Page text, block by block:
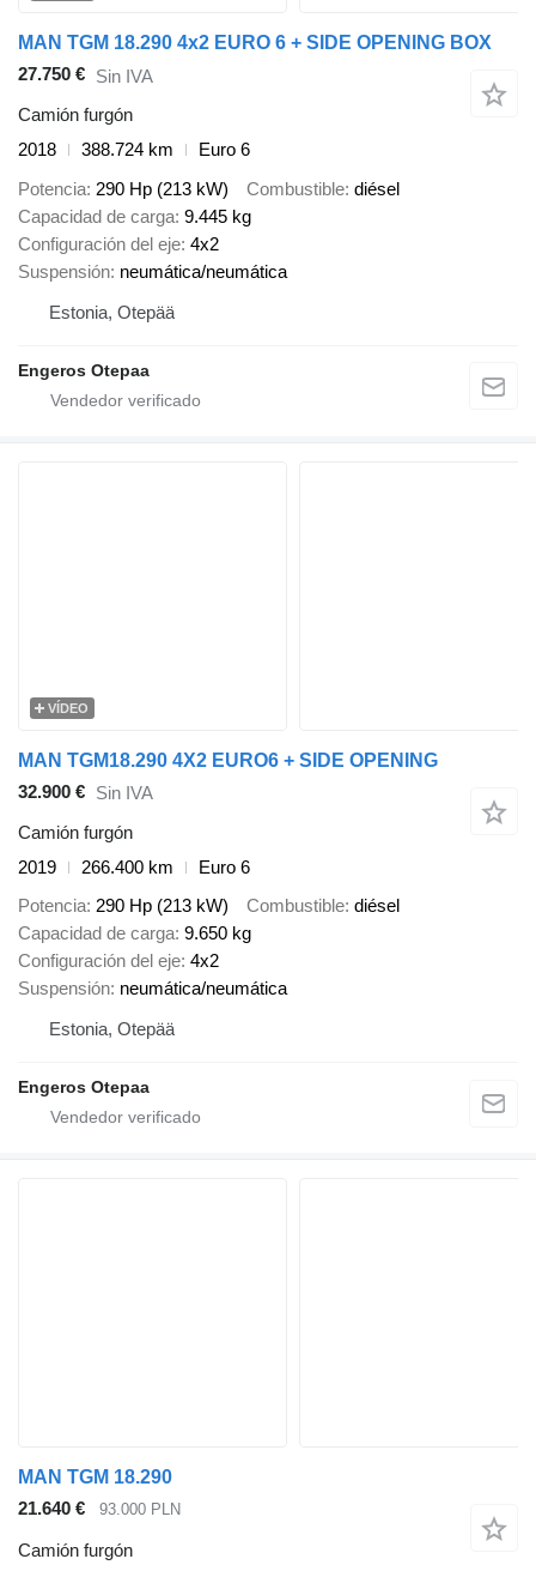
MAN TGM 18.290 4x2 EURO 6 + SIDE OPENING BOX
27.750 € Sin IVA
Camión furgón
2018
388.724 km
Euro 6
Potencia 290 Hp (213 kW) Combustible diésel
Capacidad de carga 9.445 kg
Configuración del eje 4x2
Suspensión neumática/neumática
Estonia, Otepää
Engeros Otepaa
VÍDEO
MAN TGM18.290 4X2 EURO6 + SIDE OPENING
32.900 € Sin IVA
Camión furgón
2019
266.400 km
Euro 6
Potencia 290 Hp (213 kW) Combustible diésel
Capacidad de carga 9.650 kg
Configuración del eje 4x2
Suspensión neumática/neumática
Estonia, Otepää
Engeros Otepaa
MAN TGM 18.290
21.640 €
93.000 PLN
Camión furgón